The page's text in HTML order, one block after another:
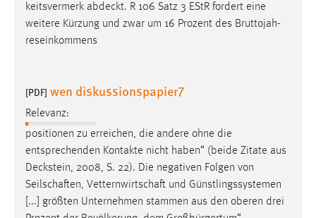
keitsvermerk abdeckt. R 106 Satz 3 EStR fordert eine
weitere Kürzung und zwar um 16 Prozent des Bruttojah-
reseinkommens
[PDF] wen diskussionspapier7
Relevanz:
positionen zu erreichen, die andere ohne die
entsprechenden Kontakte nicht haben“ (beide Zitate aus
Deckstein, 2008, S. 22). Die negativen Folgen von
Seilschaften, Vetternwirtschaft und Günstlingssystemen
[...] größten Unternehmen stammen aus den oberen drei
MibewSessionID, mibew-chat-frame-style-
5e9dbeb1811c0446 = Sitzungslaufzeit, mibew_locale = 3
Jahre, MIBEW_UserID = 1 Jahr
fe_user, be_user, be_lastLoginProvider
Zweck:
Dieser Cookie ist notwendig um sich an der Website
einloggen zu können.
Cookie Laufzeit: